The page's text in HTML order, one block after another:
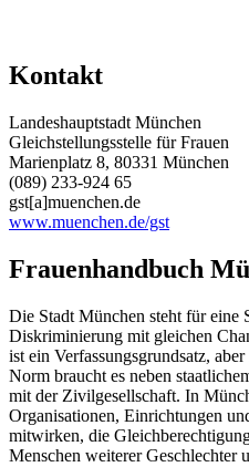
Kontakt
Landeshauptstadt München
Gleichstellungsstelle für Frauen
Marienplatz 8, 80331 München
(089) 233-924 65
gst[a]muenchen.de
www.muenchen.de/gst
Frauenhandbuch
Die Stadt München steht für eine
Diskriminierung mit gleichen
ist ein Verfassungsgrundsatz,
Norm braucht es neben
mit der Zivilgesellschaft. In
Organisationen, Einrichtungen
mitwirken, die
Menschen weiterer Geschlechter